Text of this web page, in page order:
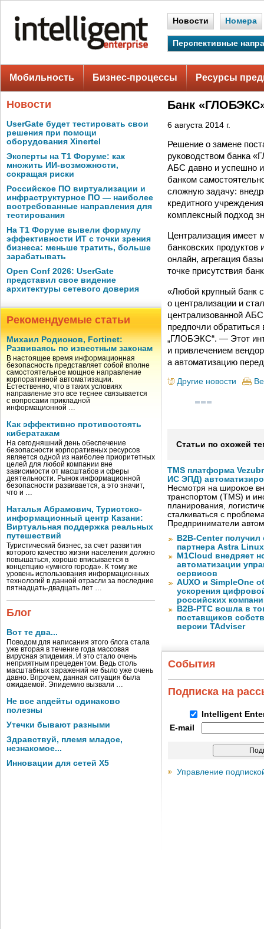
Новости Номера
Перспективные
Мобильность Бизнес-процессы Ресурсы
Новости
UserGate будет тестировать свои
решения при помощи
оборудования Xinertel
Эксперты на Т1 Форуме: как
множить ИИ-возможности,
сокращая риски
Российское ПО виртуализации и
инфраструктурное ПО — наиболее
востребованные направления для
тестирования
На Т1 Форуме вывели формулу
эффективности ИТ с точки зрения
бизнеса: меньше тратить, больше
зарабатывать
Open Conf 2026: UserGate
представил свое видение
архитектуры сетевого доверия
Рекомендуемые статьи
Михаил Родионов, Fortinet:
Развиваясь по известным законам
В настоящее время информационная
безопасность представляет собой вполне
самостоятельное мощное направление
корпоративной автоматизации.
Естественно, что в таких условиях
направление это все теснее связывается
с вопросами прикладной
информационной …
Как эффективно противостоять
кибератакам
На сегодняшний день обеспечение
безопасности корпоративных ресурсов
является одной из наиболее приоритетных
целей для любой компании вне
зависимости от масштабов и сферы
деятельности. Рынок информационной
безопасности развивается, а это значит,
что и …
Наталья Абрамович, Туристско-
информационный центр Казани:
Виртуальная поддержка реальных
путешествий
Туристический бизнес, за счет развития
которого качество жизни населения должно
повышаться, хорошо вписывается в
концепцию «умного города». К тому же
уровень использования информационных
технологий в данной отрасли за последние
пятнадцать-двадцать лет …
Блог
Вот те два...
Поводом для написания этого блога стала
уже вторая в течение года массовая
вирусная эпидемия. И это стало очень
неприятным прецедентом. Ведь столь
масштабных заражений не было уже очень
давно. Впрочем, данная ситуация была
ожидаемой. Эпидемию вызвали …
Не все апдейты одинаково
полезны
Утечки бывают разными
Здравствуй, племя младое,
незнакомое...
Инновации для сетей X5
Банк
6 августа 2014 г.
Решение о замене
руководством банка
АБС давно и успешно
банком
сложную задачу:
кредитного
комплексный подход
Централизация имеет
банковских
онлайн, агрегация
точке присутствия
«Любой крупный банк
о централизации и
централизованной
предпочли
„ГЛОБЭКС“. — Этот
и привлечением
а автоматизацию
Другие новости
Статьи по схожей
TMS платформа
ИС ЭПД)
Несмотря на широкое
транспортом (TMS) и
планирования,
сталкиваться с
Предприниматели
B2B-Center получил
партнера Astra Linux
M1Cloud внедряет
автоматизации
сервисов
AUXO и SimpleOne
ускорения
российских
B2B-РТС вошла в
поставщиков
версии TAdviser
События
Подписка на
Intelligent
E-mail
Управление